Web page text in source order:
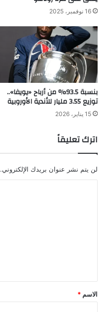
16 نوفمبر، 2025
بنسبة 93.5% من أرباح «يويفا»..
توزيع 3.55 مليار للأندية الأوروبية
15 يناير، 2026
اترك تعليقاً
لن يتم نشر عنوان بريدك الإلكتروني.
*
الاسم *